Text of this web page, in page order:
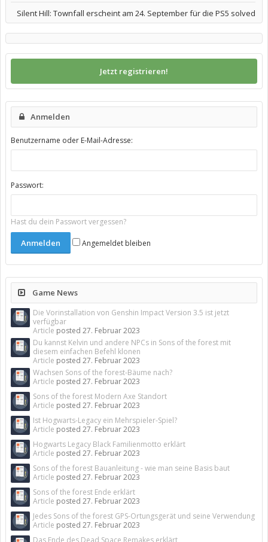
Silent Hill: Townfall erscheint am 24. September für die PS5 solved
Jetzt registrieren!
Anmelden
Benutzername oder E-Mail-Adresse:
Passwort:
Hast du dein Passwort vergessen?
Angemeldet bleiben
Game News
Die Vorinstallation von Genshin Impact Version 3.5 ist jetzt
verfügbar
Article posted 27. Februar 2023
Du kannst Kelvin und andere NPCs in Sons of the forest mit
diesem einfachen Befehl klonen
Article posted 27. Februar 2023
Wachsen Sons of the forest-Bäume nach?
Article posted 27. Februar 2023
Sons of the forest Modern Axe Standort
Article posted 27. Februar 2023
Ist Hogwarts-Legacy ein Mehrspieler-Spiel?
Article posted 27. Februar 2023
Hogwarts Legacy Black Familienmotto erklärt
Article posted 27. Februar 2023
Sons of the forest Bauanleitung - wie man seine Basis baut
Article posted 27. Februar 2023
Sons of the forest Ende erklärt
Article posted 27. Februar 2023
Jedes Sons of the forest GPS-Ortungsgerät und seine Verwendung
Article posted 27. Februar 2023
Das Ende des Dead Space Remakes erklärt